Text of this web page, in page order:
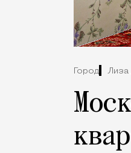
Город Лиза